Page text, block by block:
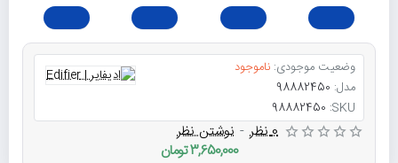
وضعیت موجودی: ناموجود
مدل: 98882450
SKU:
98882450
0 نظر - نوشتن نظر
3,650,000 تومان